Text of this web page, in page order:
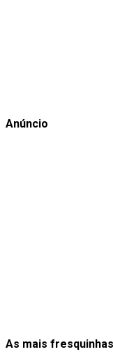
Anúncio
As mais fresquinhas